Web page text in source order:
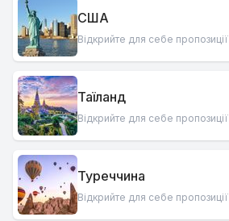
США
Відкрийте для себе пропозиції
Таїланд
Відкрийте для себе пропозиції
Туреччина
Відкрийте для себе пропозиції